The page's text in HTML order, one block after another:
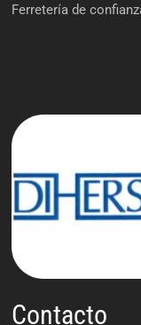
Ferretería de
Contacto